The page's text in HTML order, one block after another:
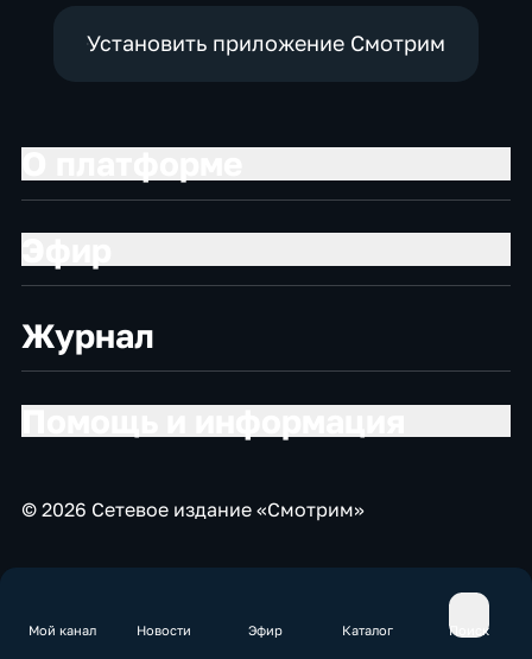
Мой канал Новости Эфир Каталог Поиск
Установить приложение Смотрим
Журнал
© 2026 Сетевое издание «Смотрим»